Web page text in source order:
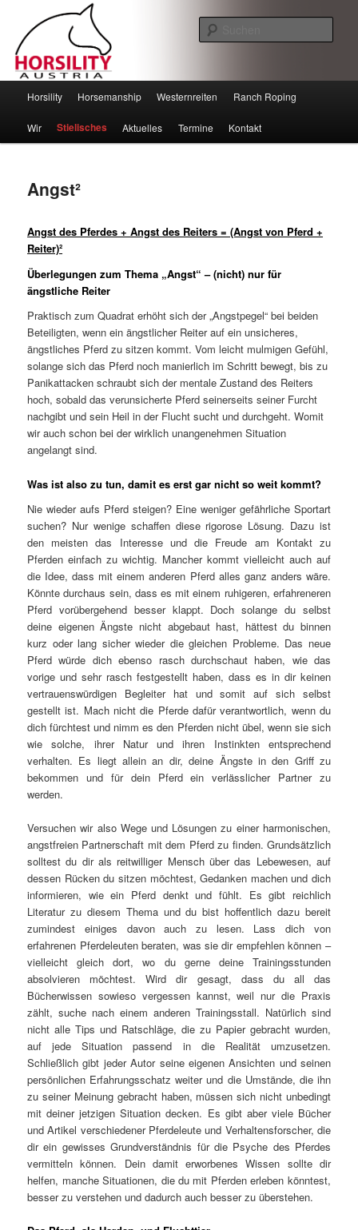
Horsility – Horsemanship
Zum
Inhalt
Zum
sekundären
wechseln
Horsility Horsemanship Westernreiten Ranch Roping
Wir Stielisches Aktuelles Termine Kontakt
Angst²
Angst des Pferdes + Angst des Reiters = (Angst von Pferd +
Reiter)²
Überlegungen zum Thema „Angst“ – (nicht) nur für
ängstliche Reiter
Praktisch zum Quadrat erhöht sich der „Angstpegel“ bei beiden
Beteiligten, wenn ein ängstlicher Reiter auf ein unsicheres,
ängstliches Pferd zu sitzen kommt. Vom leicht mulmigen Gefühl,
solange sich das Pferd noch manierlich im Schritt bewegt, bis zu
Panikattacken schraubt sich der mentale Zustand des Reiters
hoch, sobald das verunsicherte Pferd seinerseits seiner Furcht
nachgibt und sein Heil in der Flucht sucht und durchgeht. Womit
wir auch schon bei der wirklich unangenehmen Situation
angelangt sind.
Was ist also zu tun, damit es erst gar nicht so weit kommt?
Nie wieder aufs Pferd steigen? Eine weniger gefährliche Sportart
suchen? Nur wenige schaffen diese rigorose Lösung. Dazu ist
den meisten das Interesse und die Freude am Kontakt zu
Pferden einfach zu wichtig. Mancher kommt vielleicht auch auf
die Idee, dass mit einem anderen Pferd alles ganz anders wäre.
Könnte durchaus sein, dass es mit einem ruhigeren, erfahreneren
Pferd vorübergehend besser klappt. Doch solange du selbst
deine eigenen Ängste nicht abgebaut hast, hättest du binnen
kurz oder lang sicher wieder die gleichen Probleme. Das neue
Pferd würde dich ebenso rasch durchschaut haben, wie das
vorige und sehr rasch festgestellt haben, dass es in dir keinen
vertrauenswürdigen Begleiter hat und somit auf sich selbst
gestellt ist. Mach nicht die Pferde dafür verantwortlich, wenn du
dich fürchtest und nimm es den Pferden nicht übel, wenn sie sich
wie solche, ihrer Natur und ihren Instinkten entsprechend
verhalten. Es liegt allein an dir, deine Ängste in den Griff zu
bekommen und für dein Pferd ein verlässlicher Partner zu
werden.
Versuchen wir also Wege und Lösungen zu einer harmonischen,
angstfreien Partnerschaft mit dem Pferd zu finden. Grundsätzlich
solltest du dir als reitwilliger Mensch über das Lebewesen, auf
dessen Rücken du sitzen möchtest, Gedanken machen und dich
informieren, wie ein Pferd denkt und fühlt. Es gibt reichlich
Literatur zu diesem Thema und du bist hoffentlich dazu bereit
zumindest einiges davon auch zu lesen. Lass dich von
erfahrenen Pferdeleuten beraten, was sie dir empfehlen können –
vielleicht gleich dort, wo du gerne deine Trainingsstunden
absolvieren möchtest. Wird dir gesagt, dass du all das
Bücherwissen sowieso vergessen kannst, weil nur die Praxis
zählt, suche nach einem anderen Trainingsstall. Natürlich sind
nicht alle Tips und Ratschläge, die zu Papier gebracht wurden,
auf jede Situation passend in die Realität umzusetzen.
Schließlich gibt jeder Autor seine eigenen Ansichten und seinen
persönlichen Erfahrungsschatz weiter und die Umstände, die ihn
zu seiner Meinung gebracht haben, müssen sich nicht unbedingt
mit deiner jetzigen Situation decken. Es gibt aber viele Bücher
und Artikel verschiedener Pferdeleute und Verhaltensforscher, die
dir ein gewisses Grundverständnis für die Psyche des Pferdes
vermitteln können. Dein damit erworbenes Wissen sollte dir
helfen, manche Situationen, die du mit Pferden erleben könntest,
besser zu verstehen und dadurch auch besser zu überstehen.